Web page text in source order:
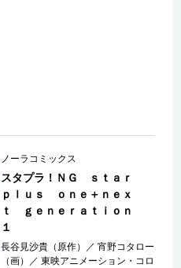
ノーラコミックス
スタプラ！ＮＧ ｓｔａｒ
ｐｌｕｓ ｏｎｅ＋ｎｅｘ
ｔ ｇｅｎｅｒａｔｉｏｎ
１
長谷見沙貴（原作） ／宵野コタロー
（画）
／東映アニメーション・コロ